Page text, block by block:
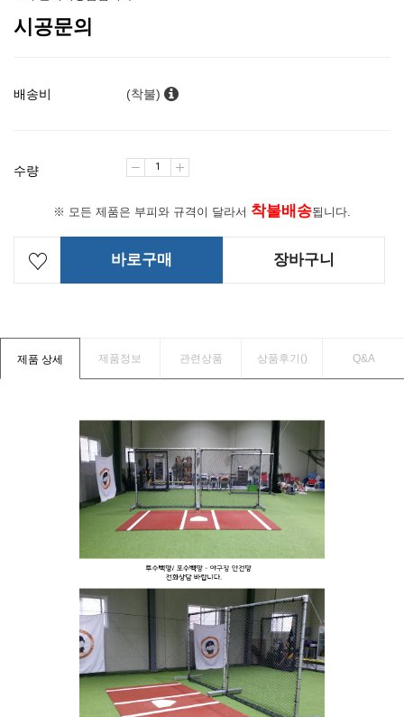
시공문의
배송비 (착불)
수량
※ 모든 제품은 부피와 규격이 달라서 착불배송됩니다.
바로구매 장바구니
제품 상세 제품정보 관련상품 상품후기() Q&A